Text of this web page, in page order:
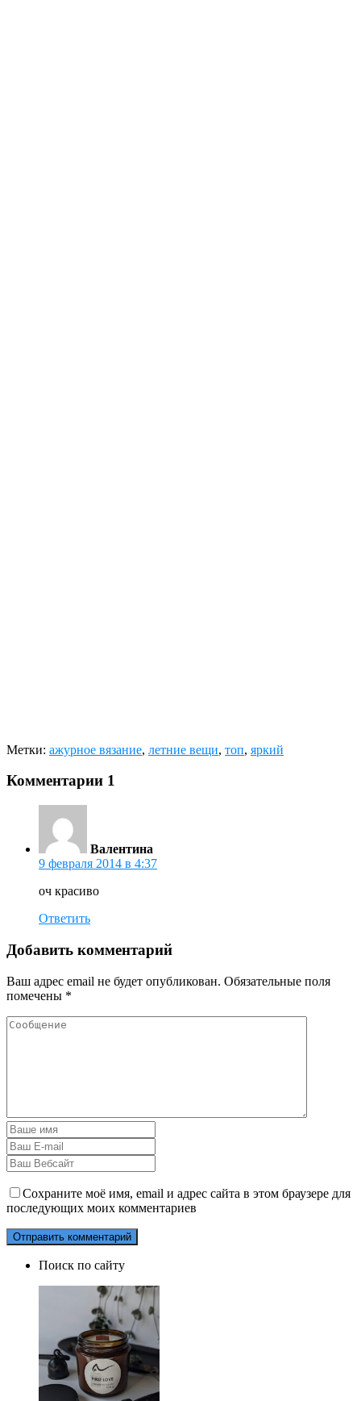
Метки: ажурное вязание, летние вещи, топ, яркий
Комментарии 1
Валентина
9 февраля 2014 в 4:37
оч красиво
Ответить
Добавить комментарий
Ваш адрес email не будет опубликован. Обязательные поля
помечены *
Сохраните моё имя, email и адрес сайта в этом браузере для
последующих моих комментариев
Поиск по сайту